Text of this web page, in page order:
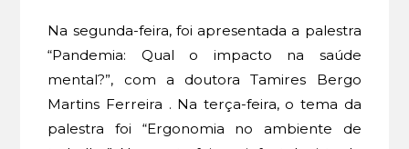
Na segunda-feira, foi apresentada a palestra
“Pandemia: Qual o impacto na saúde
mental?”, com a doutora Tamires Bergo
Martins Ferreira . Na terça-feira, o tema da
palestra foi “Ergonomia no ambiente de